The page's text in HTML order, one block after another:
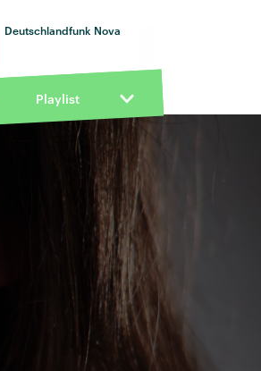
Deutschlandfunk Nova
Playlist